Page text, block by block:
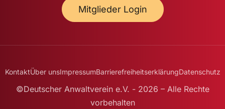
Mitglieder Login
KontaktÜber unsImpressumBarrierefreiheitserklärungDatenschutz
©Deutscher Anwaltverein e.V. - 2026 – Alle Rechte
vorbehalten